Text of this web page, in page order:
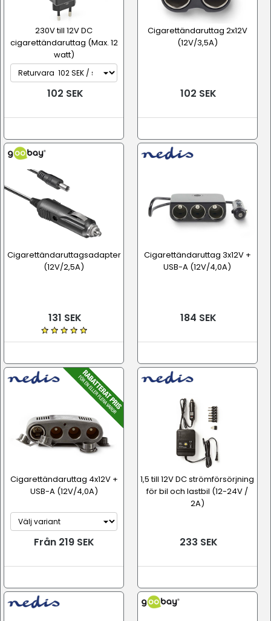
230V till 12V DC
cigarettändaruttag (Max. 12
watt)
102 SEK
Cigarettändaruttag 2x12V
(12V/3,5A)
102 SEK
Cigarettändaruttagsadapter
(12V/2,5A)
131 SEK
Cigarettändaruttag 3x12V +
USB-A (12V/4,0A)
184 SEK
Cigarettändaruttag 4x12V +
USB-A (12V/4,0A)
Från 219 SEK
1,5 till 12V DC strömförsörjning
för bil och lastbil (12-24V /
2A)
233 SEK